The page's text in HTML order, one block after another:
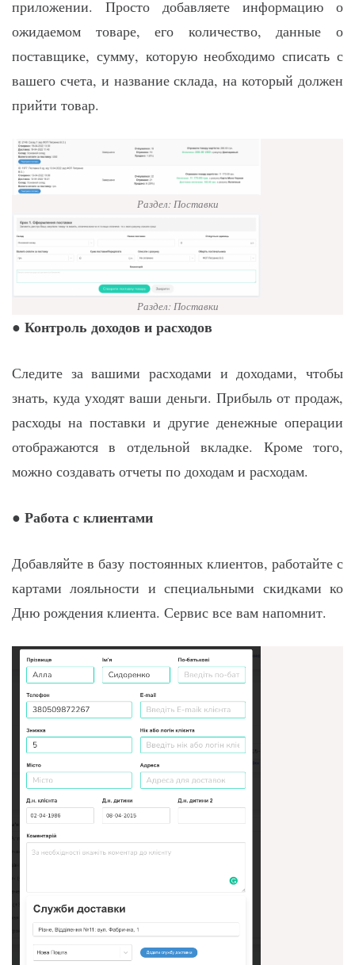
приложении. Просто добавляете информацию о
ожидаемом товаре, его количество, данные о
поставщике, сумму, которую необходимо списать с
вашего счета, и название склада, на который должен
прийти товар.
Раздел: Поставки
Раздел: Поставки
● Контроль доходов и расходов
Следите за вашими расходами и доходами, чтобы
знать, куда уходят ваши деньги. Прибыль от продаж,
расходы на поставки и другие денежные операции
отображаются в отдельной вкладке. Кроме того,
можно создавать отчеты по доходам и расходам.
● Работа с клиентами
Добавляйте в базу постоянных клиентов, работайте с
картами лояльности и специальными скидками ко
Дню рождения клиента. Сервис все вам напомнит.